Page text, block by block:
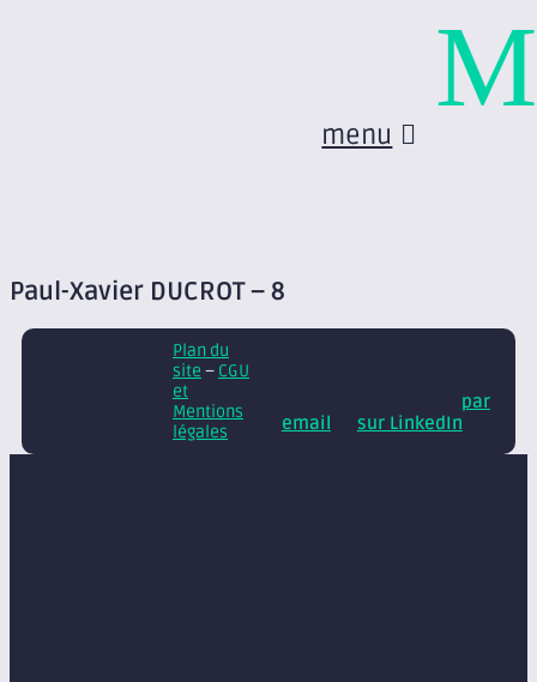
menu
Paul-Xavier DUCROT – 8
Plan du
site – CGU
et
Mentions
légales
par
email
sur LinkedIn
M